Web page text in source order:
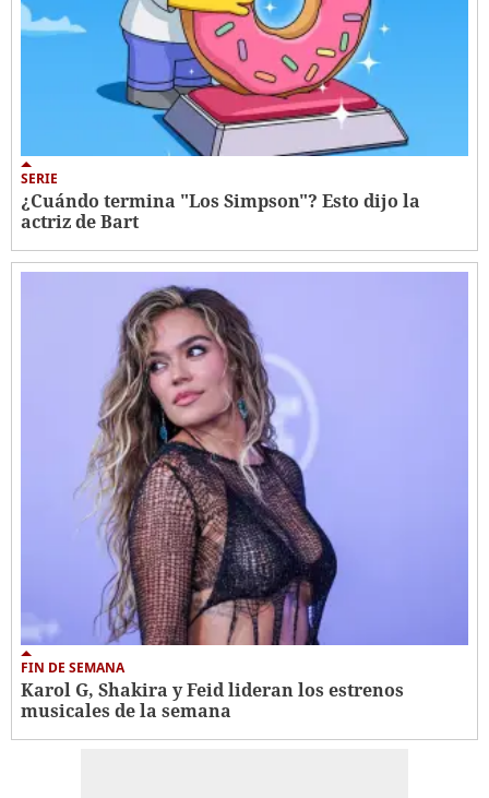
SERIE
¿Cuándo termina "Los Simpson"? Esto dijo la
actriz de Bart
FIN DE SEMANA
Karol G, Shakira y Feid lideran los estrenos
musicales de la semana